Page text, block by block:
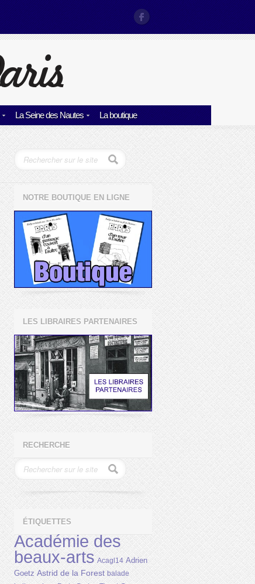
La Seine des Nautes La boutique
NOTRE BOUTIQUE EN LIGNE
LES LIBRAIRES PARTENAIRES
RECHERCHE
ÉTIQUETTES
Académie des
beaux-arts Acagl14 Adrien
Goetz Astrid de la Forest balade